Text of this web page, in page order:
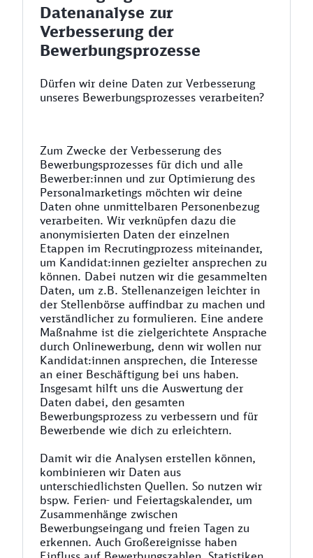
Datenanalyse zur
Verbesserung der
Bewerbungsprozesse
Dürfen wir deine Daten zur Verbesserung
unseres Bewerbungsprozesses verarbeiten?
Zum Zwecke der Verbesserung des
Bewerbungsprozesses für dich und alle
Bewerber:innen und zur Optimierung des
Personalmarketings möchten wir deine
Daten ohne unmittelbaren Personenbezug
verarbeiten. Wir verknüpfen dazu die
anonymisierten Daten der einzelnen
Etappen im Recrutingprozess miteinander,
um Kandidat:innen gezielter ansprechen zu
können. Dabei nutzen wir die gesammelten
Daten, um z.B. Stellenanzeigen leichter in
der Stellenbörse auffindbar zu machen und
verständlicher zu formulieren. Eine andere
Maßnahme ist die zielgerichtete Ansprache
durch Onlinewerbung, denn wir wollen nur
Kandidat:innen ansprechen, die Interesse
an einer Beschäftigung bei uns haben.
Insgesamt hilft uns die Auswertung der
Daten dabei, den gesamten
Bewerbungsprozess zu verbessern und für
Bewerbende wie dich zu erleichtern.
Damit wir die Analysen erstellen können,
kombinieren wir Daten aus
unterschiedlichsten Quellen. So nutzen wir
bspw. Ferien- und Feiertagskalender, um
Zusammenhänge zwischen
Bewerbungseingang und freien Tagen zu
erkennen. Auch Großereignisse haben